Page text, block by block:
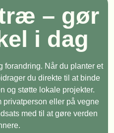
– gør
i dag
forandring. Når du planter et
du direkte til at binde
og støtte lokale projekter.
privatperson eller på vegne
med til at gøre verden